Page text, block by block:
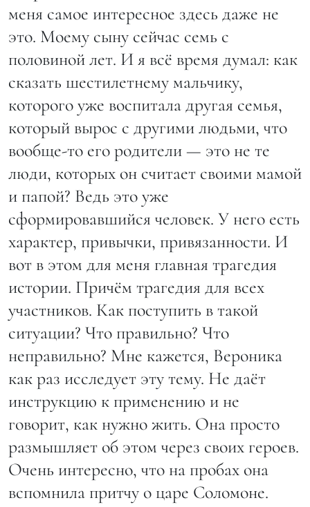
меня самое интересное здесь даже не
это. Моему сыну сейчас семь с
половиной лет. И я всё время думал: как
сказать шестилетнему мальчику,
которого уже воспитала другая семья,
который вырос с другими людьми, что
вообще-то его родители — это не те
люди, которых он считает своими мамой
и папой? Ведь это уже
сформировавшийся человек. У него есть
характер, привычки, привязанности. И
вот в этом для меня главная трагедия
истории. Причём трагедия для всех
участников. Как поступить в такой
ситуации? Что правильно? Что
неправильно? Мне кажется, Вероника
как раз исследует эту тему. Не даёт
инструкцию к применению и не
говорит, как нужно жить. Она просто
размышляет об этом через своих героев.
Очень интересно, что на пробах она
вспомнила притчу о царе Соломоне.